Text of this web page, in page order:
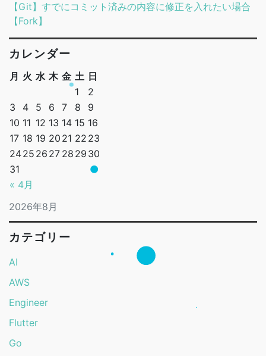
【Git】すでにコミット済みの内容に修正を入れたい場合
【Fork】
カレンダー
2026年8月
月 火 水 木 金 土 日
« 4月
1
2
3
4 5 6 7 8
9
10 11 12 13 14 15 16
17 18 19 20 21 22 23
2425 26 27 28 29 30
31
カテゴリー
AI
AWS
Engineer
Flutter
Go